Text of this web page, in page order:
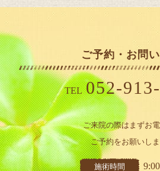
ご予約・お問
TEL 052-
ご来院の際はまずお
ご予約をお願いしま
施術時間